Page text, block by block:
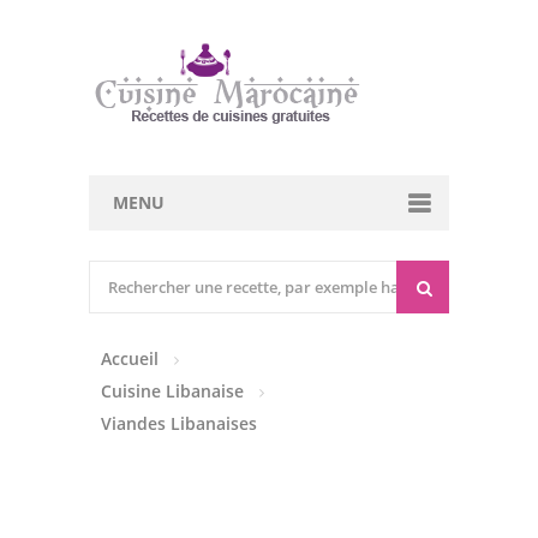
MENU
Entrées Froides
Tajines
Accueil
Cuisine Libanaise
Viandes Libanaises